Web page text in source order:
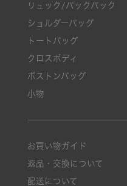
リュック/バックパック
ショルダーバッグ
トートバッグ
クロスボディ
ボストンバッグ
小物
お買い物ガイド
返品・交換について
配送について